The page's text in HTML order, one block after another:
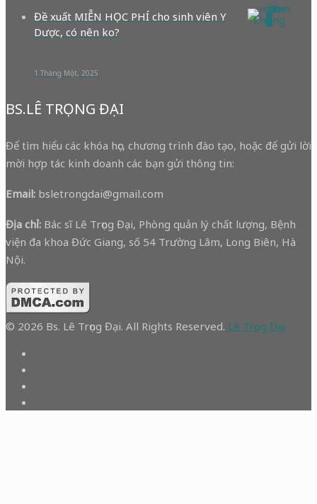
Đề xuất MIỄN HỌC PHÍ cho sinh viên Y
Dược, có nên ko?
1 Tháng Một, 2025
BS.LÊ TRỌNG ĐẠI
Để tìm hiểu các khóa học, chương trình đào tạo, hoặc để gửi lời
mời hợp tác kinh doanh các bạn gửi thông tin:
Email: bsletrongdai@gmail.com
Địa chỉ: Bác sĩ Lê Trọng Đại, Phòng quản lý chất lượng, Bệnh
viện đa khoa Đức Giang, số 54 Trường Lâm, Long Biên, Hà
Nội.
© 2026 Bs. Lê Trọng Đại. All Rights Reserved. Lê Trọng Đại